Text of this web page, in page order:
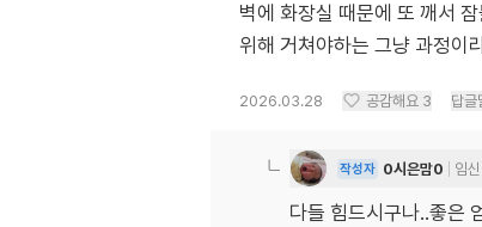
벽에 화장실 때문에 또 깨서
위해 거쳐야하는 그냥 과정이
2026.03.28 공감해요 3 답글
작성자 0시은맘0 임
다들 힘드시구나..좋은